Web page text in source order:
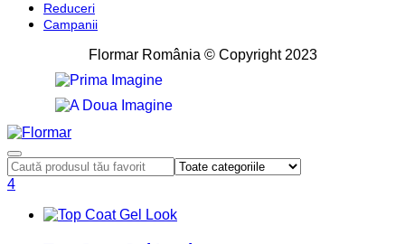
Reduceri
Campanii
Flormar România © Copyright 2023
4